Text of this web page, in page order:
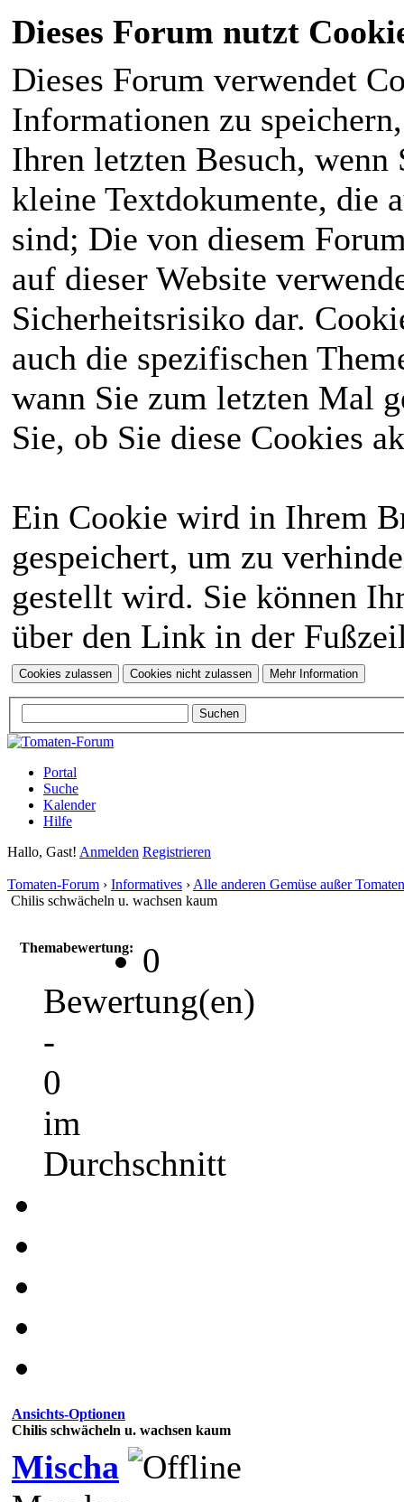
Dieses Forum nutzt
Dieses Forum verwendet
Informationen zu
Ihren letzten Besuch,
kleine Textdokumente, die
sind; Die von diesem
auf dieser Website
Sicherheitsrisiko dar.
auch die spezifischen
wann Sie zum letzten Mal
Sie, ob Sie diese Cookies
Ein Cookie wird in Ihrem
gespeichert, um zu
gestellt wird. Sie können
über den Link in der
Portal
Suche
Kalender
Hilfe
Hallo, Gast! Anmelden Registrieren
Tomaten-Forum › Informatives › Alle anderen Gemüse außer Tomaten
Chilis schwächeln u. wachsen kaum
Themabewertung:
0
Bewertung(en)
-
0
im
Durchschnitt
Ansichts-Optionen
Chilis schwächeln u. wachsen kaum
Mischa